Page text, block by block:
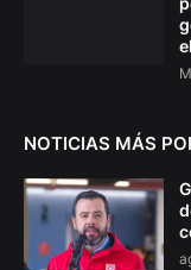
NOTICIAS MÁS